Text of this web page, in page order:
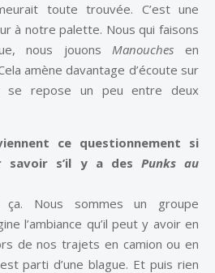
toute trouvée. C’est une
à notre palette. Nous qui faisons
nous jouons Manouches en
amène davantage d’écoute sur
repose un peu entre deux
ce questionnement si
savoir s’il y a des Punks au
ça. Nous sommes un groupe
l’ambiance qu’il peut y avoir en
de nos trajets en camion ou en
parti d’une blague. Et puis rien